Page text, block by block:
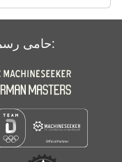
Machine-Seeker.ir حامی رسمی: